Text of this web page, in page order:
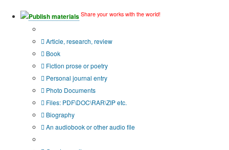
Publish materials Share your works with the world!
Article, research, review
Book
Fiction prose or poetry
Personal journal entry
Photo Documents
Files: PDF\DOC\RAR\ZIP etc.
Biography
An audiobook or other audio file